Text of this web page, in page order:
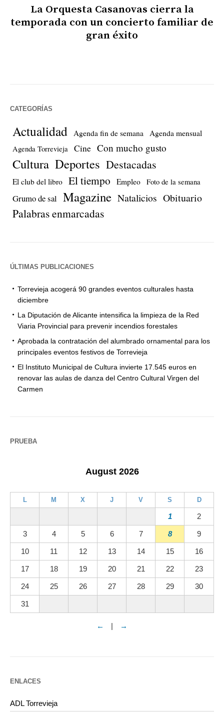
La Orquesta Casanovas cierra la
temporada con un concierto familiar de
gran éxito
CATEGORÍAS
Actualidad Agenda fin de semana Agenda mensual
Agenda Torrevieja Cine Con mucho gusto
Cultura Deportes Destacadas
El club del libro El tiempo Empleo Foto de la semana
Grumo de sal Magazine Natalicios Obituario
Palabras enmarcadas
ÚLTIMAS PUBLICACIONES
Torrevieja acogerá 90 grandes eventos culturales hasta
diciembre
La Diputación de Alicante intensifica la limpieza de la Red
Viaria Provincial para prevenir incendios forestales
Aprobada la contratación del alumbrado ornamental para los
principales eventos festivos de Torrevieja
El Instituto Municipal de Cultura invierte 17.545 euros en
renovar las aulas de danza del Centro Cultural Virgen del
Carmen
PRUEBA
August 2026
L M X J V S D
1 2
3 4 5 6 7 8 9
10 11 12 13 14 15 16
17 18 19 20 21 22 23
24 25 26 27 28 29 30
31
← | →
ENLACES
ADL Torrevieja